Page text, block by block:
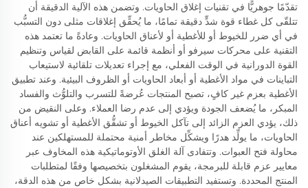
تقدّمًا جوهريًّا في تقنيات إغلاق الحاويات. وتضمن هذه الآلية الدقيقة أن
تتلقّى كل غطاء قوة شدٍّ دقيقة تمامًا، ما يُحقِّق إغلاقات مثلى دون التسبُّب
في أي ضرر للخيوط أو للأغطية أو لأعناق الحاويات. وعادةً ما تعتمد هذه
التقنية على محركات سيرفو أو أنظمة قائمة على القابض لقياس وتنظيم
القوة الدورانية في الوقت الفعلي، مع إجراء تعديلات تلقائية لاستيعاب
التباينات في مواد الأغطية أو أبعاد الحاويات أو الظروف البيئية. وعند تطبيق
الأغطية بعزم غير كافٍ، تصبح المنتجات عُرضةً للتسرب والتلوُّث والفساد
المبكر، ما يُضعف الجودة ويؤدي إلى عدم رضا العملاء. وعلى النقيض من
ذلك، يؤدي العزم الزائد إلى تآكل الخيوط أو تشقُّق الأغطية أو تشويه أعناق
الحاويات، ما يولِّد هدرًا ويشكِّل مخاطر أمنية محتملة للمستهلكين عند
محاولة فتح العبوات. وتتفادى آلة الغلق الأوتوماتيكية هذه المخاوف عبر
معايير عزم قابلة للبرمجة، يقوم المشغلون بتخصيصها وفقًا لمتطلبات
المنتج المحددة. وتستفيد التطبيقات الصيدلانية بشكل خاص من هذه الدقة،